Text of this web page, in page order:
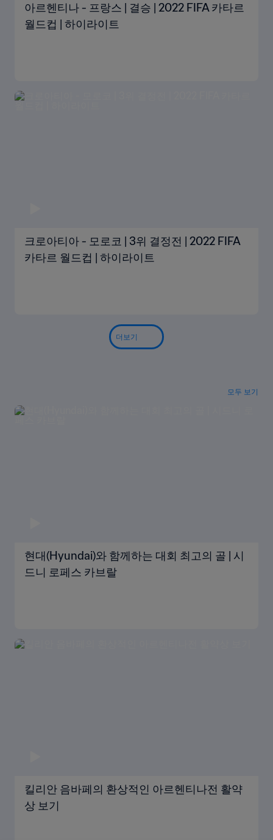
아르헨티나 - 프랑스 | 결승 | 2022 FIFA 카타르
월드컵 | 하이라이트
크로아티아 - 모로코 | 3위 결정전 | 2022 FIFA
카타르 월드컵 | 하이라이트
더보기
모두 보기
현대(Hyundai)와 함께하는 대회 최고의 골 | 시
드니 로페스 카브랄
킬리안 음바페의 환상적인 아르헨티나전 활약
상 보기